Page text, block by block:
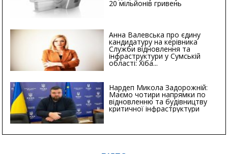
20 мільйонів гривень
Анна Валевська про єдину
кандидатуру на керівника
Служби відновлення та
інфраструктури у Сумській
області: Хіба...
Нардеп Микола Задорожній:
Маємо чотири напрямки по
відновленню та будівництву
критичної інфраструктури